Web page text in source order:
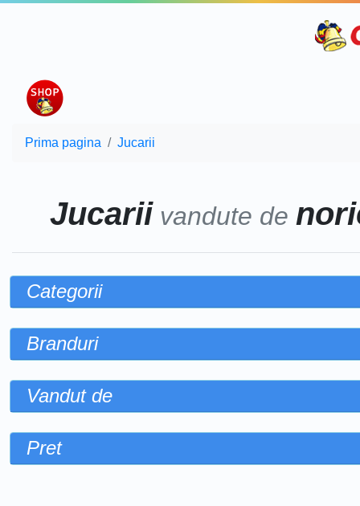
Prima pagina Jucarii
Jucariivandute de
Categorii
Branduri
Vandut de
Pret